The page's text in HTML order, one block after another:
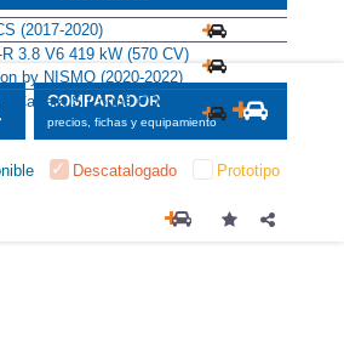
Alternativas
(2017-2020)
3.8 V6 419 kW (570 CV)
by NISMO (2020-2022)
Carrera S Coupé PDK